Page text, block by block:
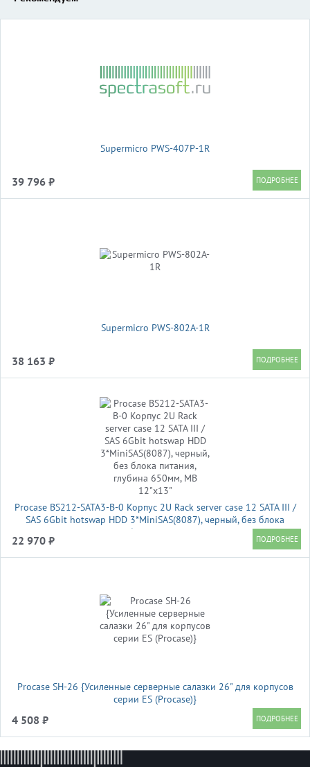
Supermicro PWS-407P-1R
39 796 ₽
Supermicro PWS-802A-1R
38 163 ₽
Procase BS212-SATA3-B-0 Корпус 2U Rack server case 12 SATA III /
SAS 6Gbit hotswap HDD 3*MiniSAS(8087), черный, без блока
питания, глубина 650мм, MB 12"x13"
22 970 ₽
Procase SH-26 {Усиленные серверные салазки 26" для корпусов
серии ES (Procase)}
4 508 ₽